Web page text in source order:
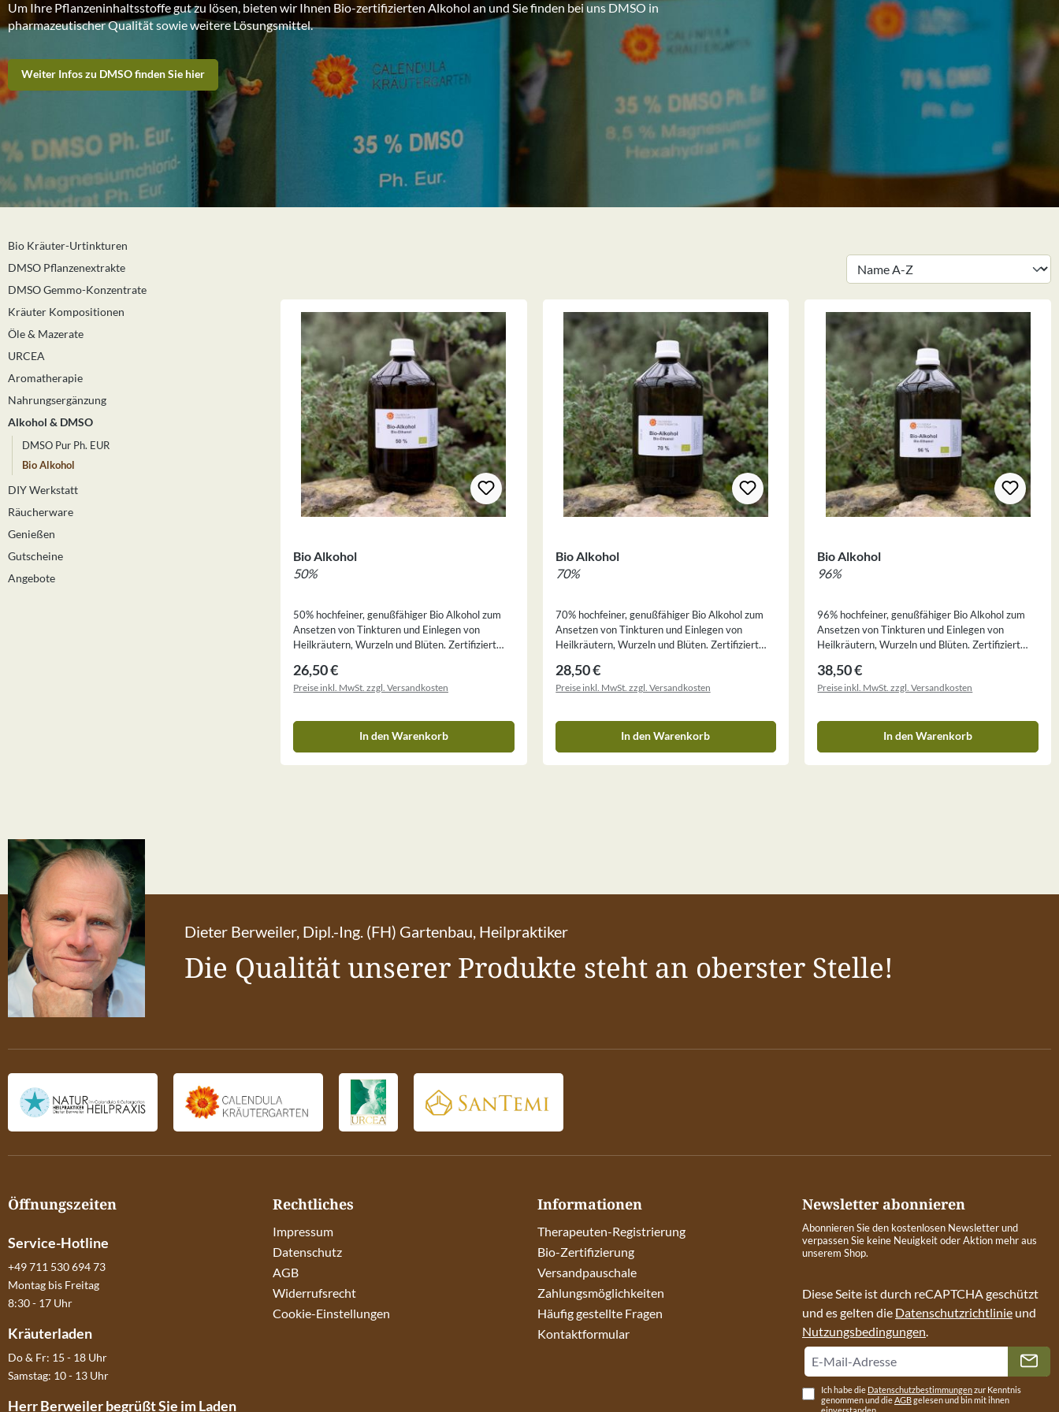
Um Ihre Pflanzeninhaltsstoffe gut zu lösen, bieten wir Ihnen Bio-zertifizierten Alkohol an und Sie finden bei uns DMSO in
pharmazeutischer Qualität sowie weitere Lösungsmittel.
Weiter Infos zu DMSO finden Sie hier
Bio Kräuter-Urtinkturen
DMSO Pflanzenextrakte
DMSO Gemmo-Konzentrate
Kräuter Kompositionen
Öle & Mazerate
URCEA
Aromatherapie
Nahrungsergänzung
Alkohol & DMSO
DMSO Pur Ph. EUR
Bio Alkohol
DIY Werkstatt
Räucherware
Genießen
Gutscheine
Angebote
Bio Alkohol
50%
50% hochfeiner, genußfähiger Bio Alkohol zum
Ansetzen von Tinkturen und Einlegen von
Heilkräutern, Wurzeln und Blüten. Zertifiziert
Regulärer Preis:
26,50 €
Preise inkl. MwSt. zzgl. Versandkosten
In den Warenkorb
Bio Alkohol
70%
70% hochfeiner, genußfähiger Bio Alkohol zum
Ansetzen von Tinkturen und Einlegen von
Heilkräutern, Wurzeln und Blüten. Zertifiziert
Regulärer Preis:
28,50 €
Preise inkl. MwSt. zzgl. Versandkosten
In den Warenkorb
Bio Alkohol
96%
96% hochfeiner, genußfähiger Bio Alkohol zum
Ansetzen von Tinkturen und Einlegen von
Heilkräutern, Wurzeln und Blüten. Zertifiziert
Regulärer Preis:
38,50 €
Preise inkl. MwSt. zzgl. Versandkosten
In den Warenkorb
Dieter Berweiler, Dipl.-Ing. (FH) Gartenbau, Heilpraktiker
Die Qualität unserer Produkte steht an oberster Stelle!
Öffnungszeiten
Service-Hotline
+49 711 530 694 73
Montag bis Freitag
8:30 - 17 Uhr
Kräuterladen
Do & Fr: 15 - 18 Uhr
Samstag: 10 - 13 Uhr
Herr Berweiler begrüßt Sie im Laden
Rechtliches
Impressum
Datenschutz
AGB
Widerrufsrecht
Cookie-Einstellungen
Informationen
Therapeuten-Registrierung
Bio-Zertifizierung
Versandpauschale
Zahlungsmöglichkeiten
Häufig gestellte Fragen
Kontaktformular
Newsletter abonnieren
Abonnieren Sie den kostenlosen Newsletter und
verpassen Sie keine Neuigkeit oder Aktion mehr aus
unserem Shop.
Diese Seite ist durch reCAPTCHA geschützt
und es gelten die Datenschutzrichtlinie und
Nutzungsbedingungen.
Ich habe die Datenschutzbestimmungenzur Kenntnis
genommen und dieAGBgelesen und bin mit ihnen